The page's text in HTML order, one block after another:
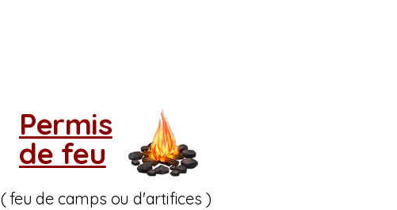
Permis
de feu
( feu de camps ou d'artifices )